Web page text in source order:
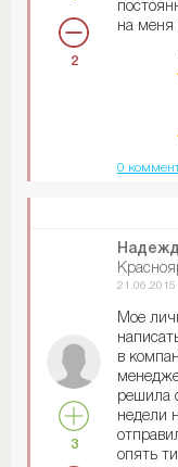
2
на меня
Я
на
жалобу
так как
самим
которая
одного
рабочий
в
Из
0
3
21.06.2015
Мое
в
решила
недели
опять